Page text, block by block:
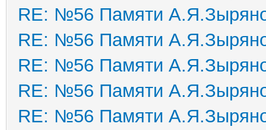
RE: №56 Памяти
RE: №56 Памяти
RE: №56 Памяти
RE: №56 Памяти
RE: №56 Памяти